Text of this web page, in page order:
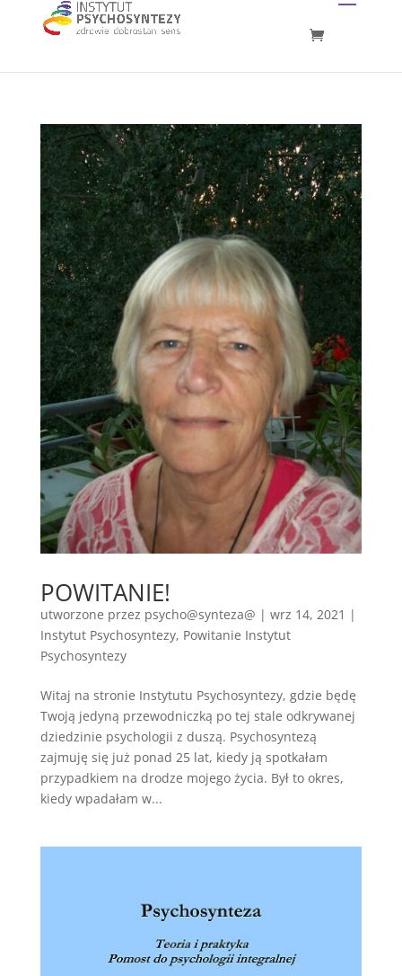
POWITANIE!
utworzone przez psycho@synteza@ | wrz 14, 2021 |
Instytut Psychosyntezy, Powitanie Instytut
Psychosyntezy
Witaj na stronie Instytutu Psychosyntezy, gdzie będę
Twoją jedyną przewodniczką po tej stale odkrywanej
dziedzinie psychologii z duszą. Psychosyntezą
zajmuję się już ponad 25 lat, kiedy ją spotkałam
przypadkiem na drodze mojego życia. Był to okres,
kiedy wpadałam w...